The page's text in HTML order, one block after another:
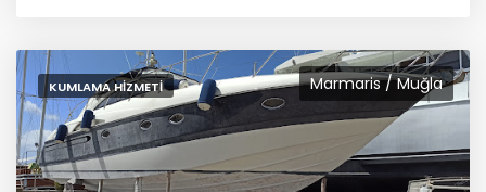
Marmaris / Muğla
KUMLAMA HIZMETI